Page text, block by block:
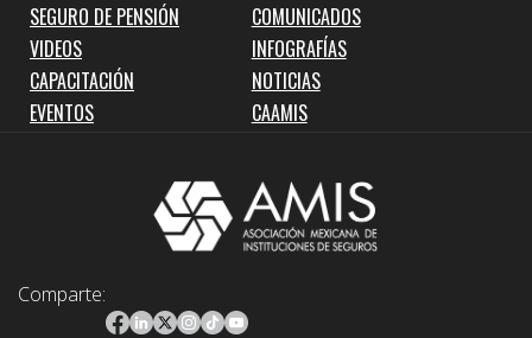
SEGURO DE PENSIÓN
COMUNICADOS
VIDEOS
INFOGRAFÍAS
CAPACITACIÓN
NOTICIAS
EVENTOS
CAAMIS
Comparte: